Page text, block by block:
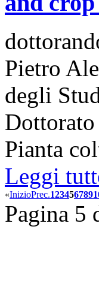
Pietro
degli
Pianta
Leggi
«InizioPrec.123456789
Pagina 5